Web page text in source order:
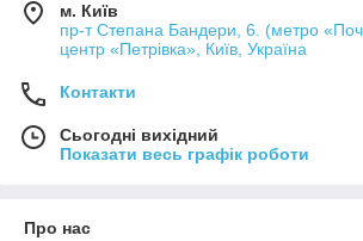
м. Київ
пр-т Степана Бандери, 6. (метро
центр «Петрівка», Київ, Україна
Контакти
Сьогодні вихідний
Показати весь графік роботи
Про нас